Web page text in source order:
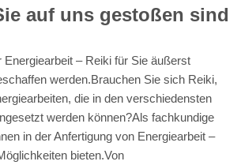
auf uns gestoßen sind
Energiearbeit – Reiki für Sie äußerst
werden.Brauchen Sie sich Reiki,
die in den verschiedensten
werden können?Als fachkundige
in der Anfertigung von Energiearbeit –
bieten.Von